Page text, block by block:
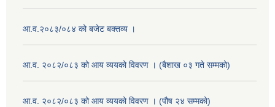
आ.व.२०८३/०८४ को बजेट बक्तव्य ।
आ.व. २०८२/०८३ को आय व्ययको विवरण । (बैशाख ०३ गते सम्मको)
आ.व. २०८२/०८३ को आय व्ययको विवरण । (पौष २४ सम्मको)